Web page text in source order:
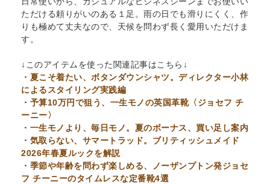
ただける頼りがいのある１足。雨の日でも滑りにくく、作
りも極めて丈夫なので、天候を問わず長く愛用いただけま
す。
↓このアイテムを使った関連記事はこちら↓
・夏こそ着たい、ボタンダウンシャツ。ディレクター小林
によるスタイリング実践編
・予算10万円で狙う、一生モノの英国革靴〈ジョセフ チ
ーニー〉
・一生モノより、毎日モノ。夏のボーナス、買い足し案内
・気取らない、サマートラッド。ブリティッシュメイド
2026年春夏ルックを解説
・季節や年齢を問わず楽しめる、ノーザンプトン発ジョセ
フ チーニーのタイムレスな定番靴4選